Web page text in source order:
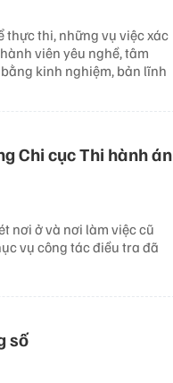
thực thi, những vụ việc xác
viên yêu nghề, tâm
kinh nghiệm, bản lĩnh
Chi cục Thi hành án
nơi ở và nơi làm việc cũ
vụ công tác điều tra đã
số